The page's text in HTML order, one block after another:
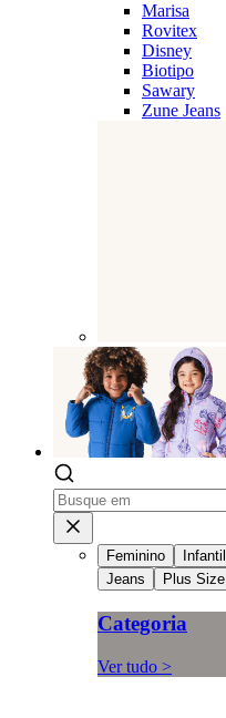
Marisa
Rovitex
Disney
Biotipo
Sawary
Zune Jeans
Feminino Infantil
Jeans
Plus Size
Categoria
Ver tudo >